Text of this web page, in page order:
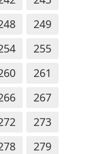
249
255
261
267
273
279